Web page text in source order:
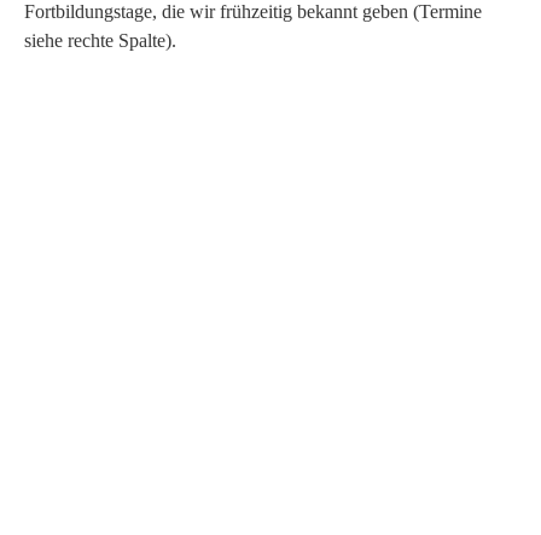
Fortbildungstage, die wir frühzeitig bekannt geben (Termine
siehe rechte Spalte).